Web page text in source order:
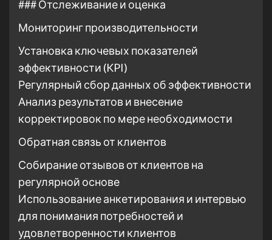
### Отслеживание и оценка
Мониторинг производительности
Установка ключевых показателей
эффективности (KPI)
Регулярный сбор данных об эффективности
Анализ результатов и внесение
корректировок по мере необходимости
Обратная связь от клиентов
Собирание отзывов от клиентов на
регулярной основе
Использование анкетирования и интервью
для понимания потребностей и
удовлетворенности клиентов